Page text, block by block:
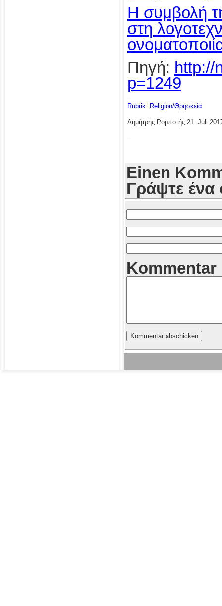
Η συμβολή
στη
Πηγή: http://
p=1249
Rubrik: Religion/Θρησκεία
Δημήτρης Ρομποτής 21. Juli
Einen
Γράψτε ένα
Kommentar